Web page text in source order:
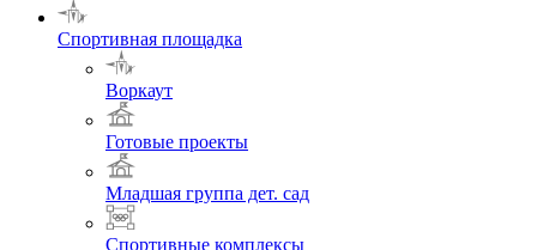
Спортивная площадка
Воркаут
Готовые проекты
Младшая группа дет. сад
Спортивные комплексы